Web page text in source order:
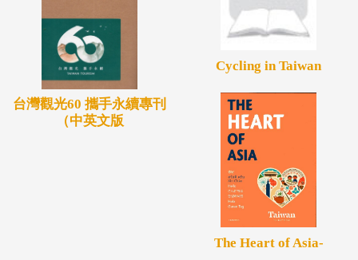
台灣觀光60 攜手永續專刊
（中英文版
Cycling in Taiwan
The Heart of Asia-